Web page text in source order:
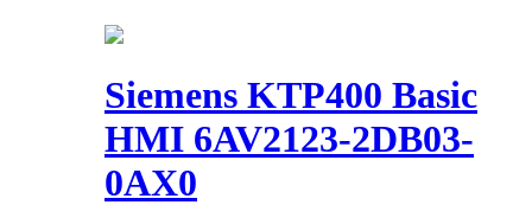
Siemens KTP400 Basic
HMI 6AV2123-2DB03-
0AX0